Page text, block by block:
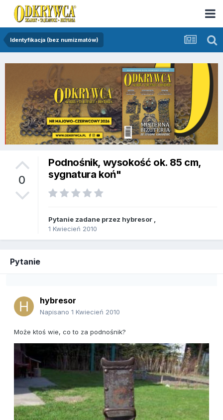
Identyfikacja (bez numizmatów)
0
Podnośnik, wysokość ok. 85 cm,
sygnatura koń"
Pytanie zadane przez hybresor
1 Kwiecień 2010
Pytanie
hybresor
Napisano 1 Kwiecień 2010
Może ktoś wie, co to za podnośnik?